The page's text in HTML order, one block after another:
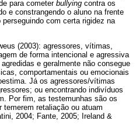
para cometer bullying contra os
e constrangendo o aluno na frente
com certa rigidez na
(2003): agressores, vítimas,
de forma intencional e agressiva
e geralmente não consegue
comportamentais ou emocionais
Já os agressores/vítimas
ou encontrando indivíduos
Por fim, as testemunhas são os
retaliação ou atuam
2004; Fante, 2005; Ireland &